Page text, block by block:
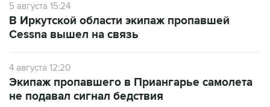
5 августа 15:24
В Иркутской области экипаж пропавшей
Cessna вышел на связь
4 августа 12:20
Экипаж пропавшего в Приангарье самолета
не подавал сигнал бедствия